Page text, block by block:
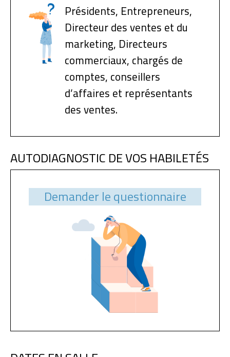
Présidents, Entrepreneurs,
Directeur des ventes et du
marketing, Directeurs
commerciaux, chargés de
comptes, conseillers
d’affaires et représentants
des ventes.
AUTODIAGNOSTIC DE VOS HABILETÉS
Demander le questionnaire